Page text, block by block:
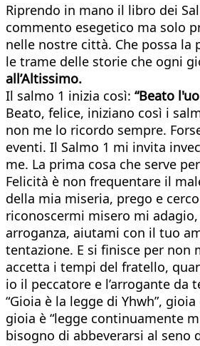
Riprendo in mano il libro dei
commento esegetico ma solo
nelle nostre città. Che possa
le trame delle storie che ogni
all’Altissimo.
Il salmo 1 inizia così: “Beato
Beato, felice, iniziano così i
non me lo ricordo sempre.
eventi. Il Salmo 1 mi invita
me. La prima cosa che serve
Felicità è non frequentare il
della mia miseria, prego e
riconoscermi misero mi
arroganza, aiutami con il tuo
tentazione. E si finisce per non
accetta i tempi del fratello,
io il peccatore e l’arrogante
“Gioia è la legge di Yhwh”,
gioia è “legge continuamente
bisogno di abbeverarsi al seno